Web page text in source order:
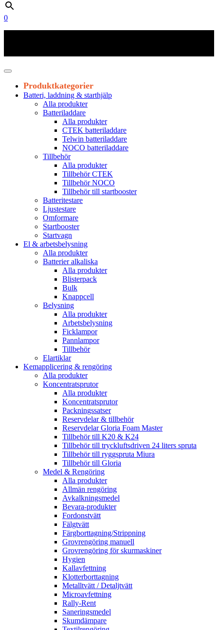
0
Produktkategorier
Batteri, laddning & starthjälp
Alla produkter
Batteriladdare
Alla produkter
CTEK batteriladdare
Telwin batteriladdare
NOCO batteriladdare
Tillbehör
Alla produkter
Tillbehör CTEK
Tillbehör NOCO
Tillbehör till startbooster
Batteritestare
Ljustestare
Omformare
Startbooster
Startvagn
El & arbetsbelysning
Alla produkter
Batterier alkaliska
Alla produkter
Blisterpack
Bulk
Knappcell
Belysning
Alla produkter
Arbetsbelysning
Ficklampor
Pannlampor
Tillbehör
Elartiklar
Kemapplicering & rengöring
Alla produkter
Koncentratsprutor
Alla produkter
Koncentratsprutor
Packningssatser
Reservdelar & tillbehör
Reservdelar Gloria Foam Master
Tillbehör till K20 & K24
Tillbehör till tryckluftsdriven 24 liters spruta
Tillbehör till ryggspruta Miura
Tillbehör till Gloria
Medel & Rengöring
Alla produkter
Allmän rengöring
Avkalkningsmedel
Bevara-produkter
Fordonstvätt
Fälgtvätt
Färgborttagning/Strippning
Grovrengöring manuell
Grovrengöring för skurmaskiner
Hygien
Kallavfettning
Klotterborttagning
Metalltvätt / Detaljtvätt
Microavfettning
Rally-Rent
Saneringsmedel
Skumdämpare